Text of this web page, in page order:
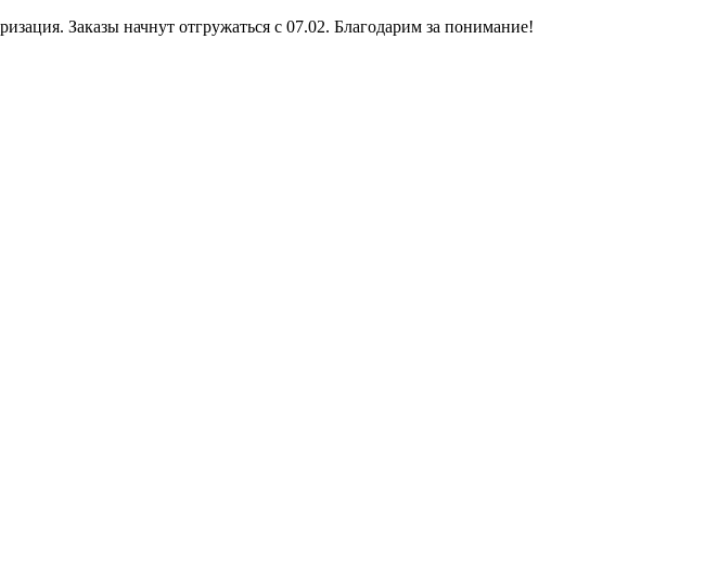
Заказы начнут отгружаться с 07.02. Благодарим за понимание!